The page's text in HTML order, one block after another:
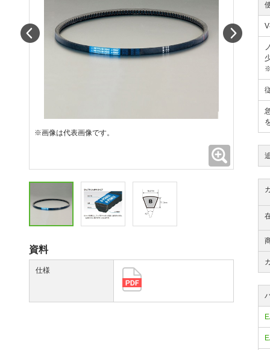
※画像は代表画像です。
資料
仕様